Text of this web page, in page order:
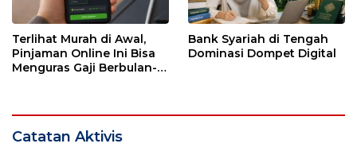
Terlihat Murah di Awal,
Pinjaman Online Ini Bisa
Menguras Gaji Berbulan-
Bank Syariah di Tengah
Dominasi Dompet Digital
Catatan Aktivis